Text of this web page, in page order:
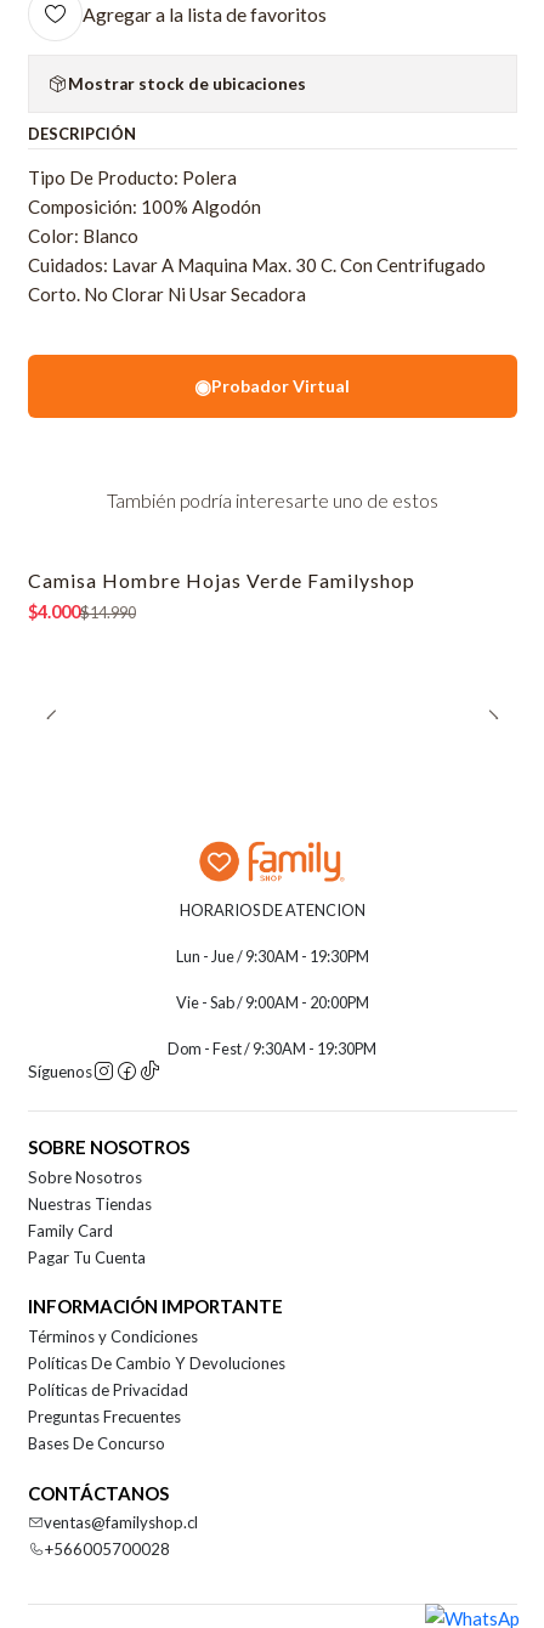
Agregar a la lista de favoritos
Mostrar stock de ubicaciones
DESCRIPCIÓN
Tipo De Producto: Polera
Composición: 100% Algodón
Color: Blanco
Cuidados: Lavar A Maquina Max. 30 C. Con Centrifugado
Corto. No Clorar Ni Usar Secadora
◉Probador Virtual
También podría interesarte uno de estos
-73% OFF
Camisa Hombre Hojas Verde Familyshop
$4.000$14.990
HORARIOS DE ATENCION
Lun - Jue / 9:30AM - 19:30PM
Vie - Sab / 9:00AM - 20:00PM
Dom - Fest / 9:30AM - 19:30PM
Síguenos
SOBRE NOSOTROS
Sobre Nosotros
Nuestras Tiendas
Family Card
Pagar Tu Cuenta
INFORMACIÓN IMPORTANTE
Términos y Condiciones
Políticas De Cambio Y Devoluciones
Políticas de Privacidad
Preguntas Frecuentes
Bases De Concurso
CONTÁCTANOS
ventas@familyshop.cl
+566005700028